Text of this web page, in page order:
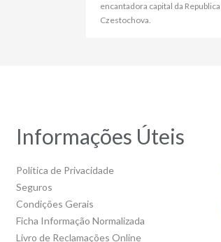
encantadora capital da
Czestochova.
Informações Úteis
Política de Privacidade
Seguros
Condições Gerais
Ficha Informação Normalizada
Livro de Reclamações Online